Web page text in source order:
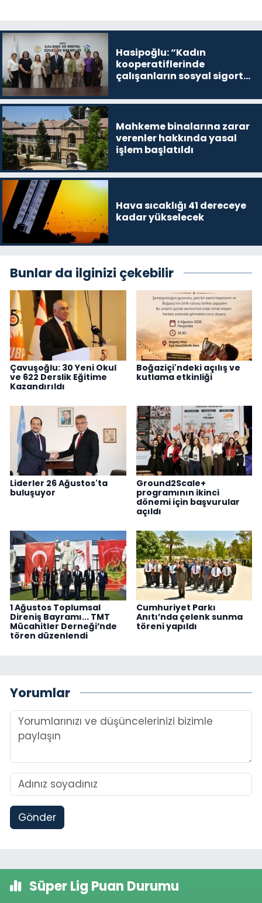
Hasipoğlu: “Kadın
kooperatiflerinde
çalışanların sosyal sigorta
karşılayacağız”
Mahkeme binalarına zarar
verenler hakkında yasal
işlem başlatıldı
Hava sıcaklığı 41 dereceye
kadar yükselecek
Bunlar da ilginizi çekebilir
Çavuşoğlu: 30 Yeni Okul
ve 622 Derslik Eğitime
Kazandırıldı
Boğaziçi'ndeki açılış ve
kutlama etkinliği
Liderler 26 Ağustos'ta
buluşuyor
Ground2Scale+
programının ikinci
dönemi için başvurular
açıldı
1 Ağustos Toplumsal
Direniş Bayramı... TMT
Mücahitler Derneği’nde
tören düzenlendi
Cumhuriyet Parkı
Anıtı’nda çelenk sunma
töreni yapıldı
Yorumlar
Gönder
Süper Lig Puan Durumu